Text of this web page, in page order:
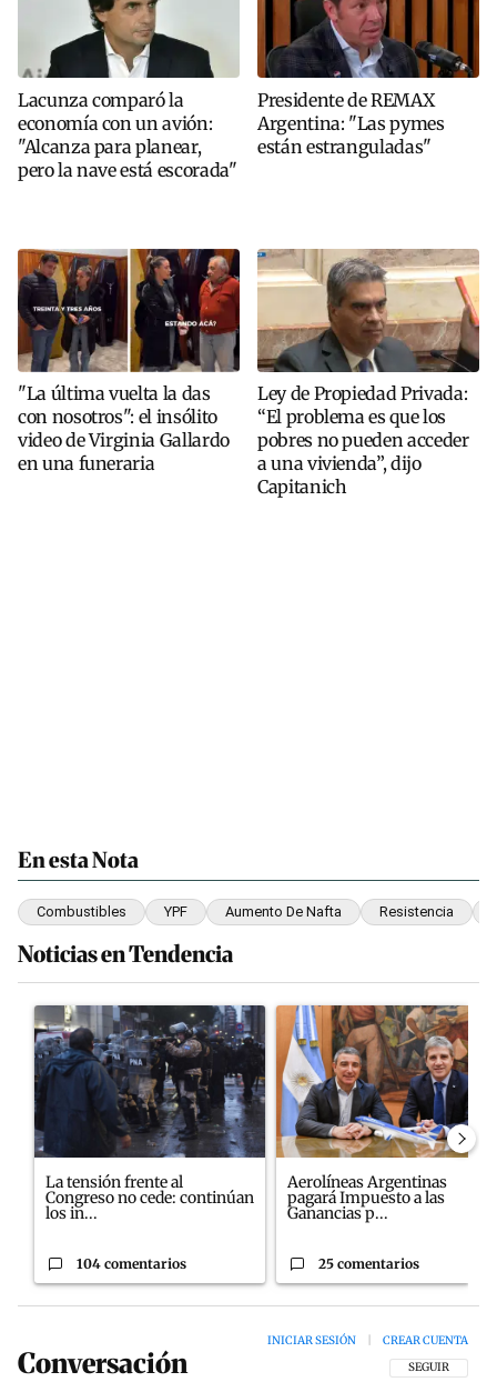
Lacunza comparó la
economía con un avión:
"Alcanza para planear,
pero la nave está escorada"
Presidente de REMAX
Argentina: "Las pymes
están estranguladas"
"La última vuelta la das
con nosotros": el insólito
video de Virginia Gallardo
en una funeraria
Ley de Propiedad Privada:
“El problema es que los
pobres no pueden acceder
a una vivienda”, dijo
Capitanich
En esta Nota
Combustibles YPF Aumento De Nafta Resistencia
Noticias en Tendencia
Este listado muestra los artículos con más comentarios en los
Un artículo de tendencia con el título "La tensión frente al
La tensión frente al
Congreso no cede: continúan
los in...
104 comentarios
Un artículo de tendencia con
Aerolíneas Argentinas
pagará Impuesto a las
Ganancias p...
25 comentarios
Conversación SIGA ESTA
SEGUIR
INICIAR SESIÓN CREAR CUENTA